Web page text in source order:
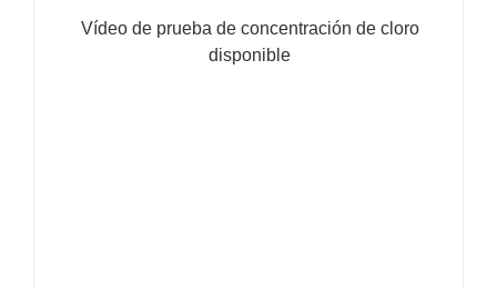
Vídeo de prueba de concentración de cloro
disponible